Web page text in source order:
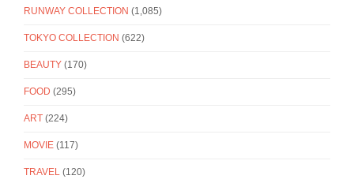
RUNWAY COLLECTION (1,085)
TOKYO COLLECTION (622)
BEAUTY (170)
FOOD (295)
ART (224)
MOVIE (117)
TRAVEL (120)